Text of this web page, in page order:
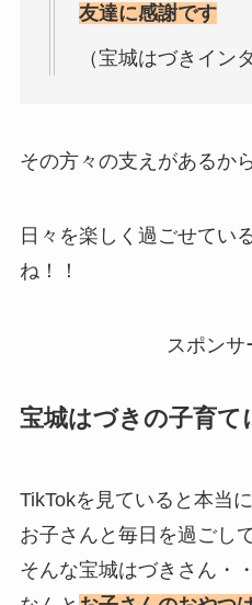
友達に感謝です
（宝城はづきイン
その方々の支えがあるか
日々を楽しく過ごせてい
ね！！
スポンサ
宝城はづきの子育て
TikTokを見ていると本当
お子さんと毎日を過ごし
そんな宝城はづきさん・